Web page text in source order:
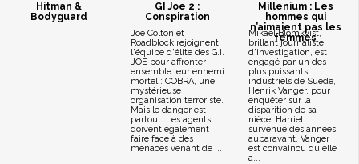
Hitman &
Bodyguard
GI Joe 2 :
Conspiration
Joe Colton et
Roadblock rejoignent
l'équipe d'élite des G.I.
JOE pour affronter
ensemble leur ennemi
mortel : COBRA, une
mystérieuse
organisation terroriste.
Mais le danger est
partout. Les agents
doivent également
faire face à des
menaces venant de ...
Millenium : Les
hommes qui
n’aimaient pas les
femmes
Mikael Blomkvist,
brillant journaliste
d'investigation, est
engagé par un des
plus puissants
industriels de Suède,
Henrik Vanger, pour
enquêter sur la
disparition de sa
nièce, Harriet,
survenue des années
auparavant. Vanger
est convaincu qu'elle
a...